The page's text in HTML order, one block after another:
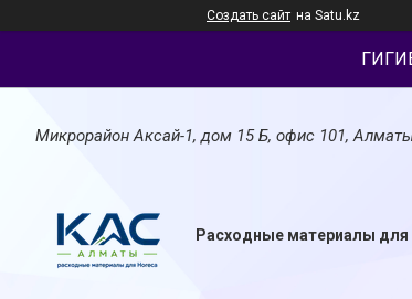
Создать сайт на Satu.kz
Микрорайон Аксай-1, дом 15 Б, офис 101,
Расходные материалы